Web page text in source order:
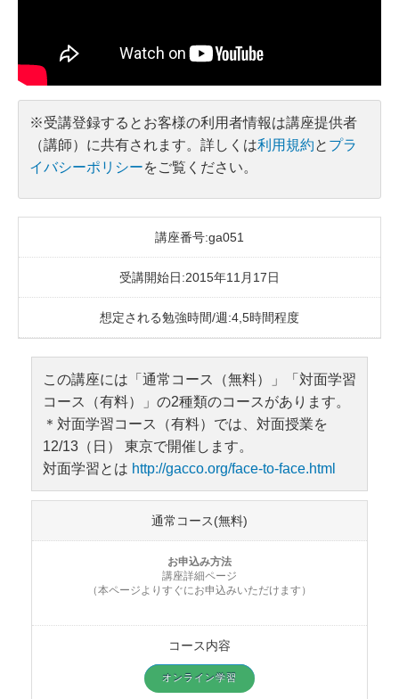
※受講登録するとお客様の利用者情報は講座提供者
（講師）に共有されます。詳しくは利用規約と プラ
イバシーポリシーをご覧ください。
講座番号:ga051
受講開始日:2015年11月17日
想定される勉強時間/週:4,5時間程度
この講座には「通常コース（無料）」「対面学習
コース（有料）」の2種類のコースがあります。
＊対面学習コース（有料）では、対面授業を
12/13（日） 東京で開催します。
対面学習とは http://gacco.org/face-to-face.html
通常コース(無料)
お申込み方法
講座詳細ページ
（本ページよりすぐにお申込みいただけます）
コース内容
オンライン学習